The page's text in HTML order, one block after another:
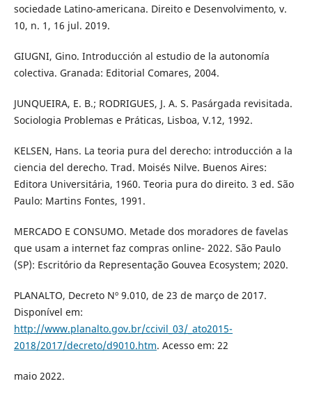
sociedade Latino-americana. Direito e Desenvolvimento, v.
10, n. 1, 16 jul. 2019.
GIUGNI, Gino. Introducción al estudio de la autonomía
colectiva. Granada: Editorial Comares, 2004.
JUNQUEIRA, E. B.; RODRIGUES, J. A. S. Pasárgada revisitada.
Sociologia Problemas e Práticas, Lisboa, V.12, 1992.
KELSEN, Hans. La teoria pura del derecho: introducción a la
ciencia del derecho. Trad. Moisés Nilve. Buenos Aires:
Editora Universitária, 1960. Teoria pura do direito. 3 ed. São
Paulo: Martins Fontes, 1991.
MERCADO E CONSUMO. Metade dos moradores de favelas
que usam a internet faz compras online- 2022. São Paulo
(SP): Escritório da Representação Gouvea Ecosystem; 2020.
PLANALTO, Decreto Nº 9.010, de 23 de março de 2017.
Disponível em:
http://www.planalto.gov.br/ccivil_03/_ato2015-
2018/2017/decreto/d9010.htm. Acesso em: 22
maio 2022.